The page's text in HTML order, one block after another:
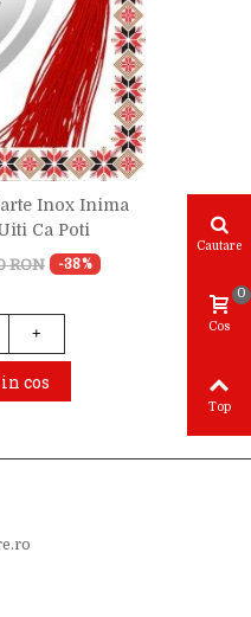
Inox Inima
Ca Poti
RON -38%
+
cos
Cautare
Cos
0
Top